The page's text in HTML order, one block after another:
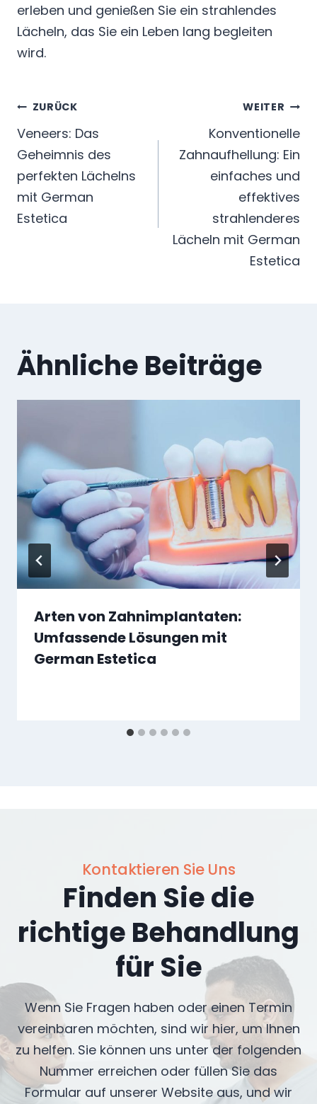
erleben und genießen Sie ein strahlendes
Lächeln, das Sie ein Leben lang begleiten
wird.
Beitragsnavigation
ZURÜCK
Veneers: Das
Geheimnis des
perfekten Lächelns
mit German
Estetica
WEITER
Konventionelle
Zahnaufhellung: Ein
einfaches und
effektives
strahlenderes
Lächeln mit German
Estetica
Ähnliche Beiträge
Arten von Zahnimplantaten:
Umfassende Lösungen mit
German Estetica
Kontaktieren Sie Uns
Finden Sie die
richtige Behandlung
für Sie
Wenn Sie Fragen haben oder einen Termin
vereinbaren möchten, sind wir hier, um Ihnen
zu helfen. Sie können uns unter der folgenden
Nummer erreichen oder füllen Sie das
Formular auf unserer Website aus, und wir